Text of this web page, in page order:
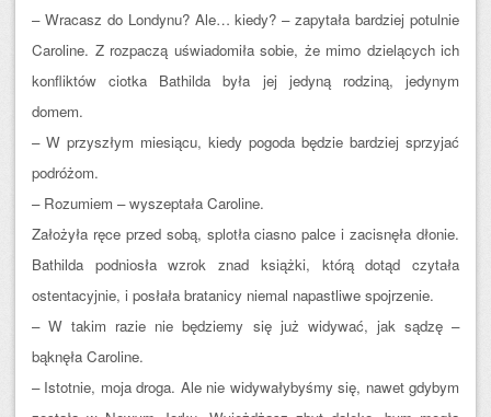
– Wracasz do Londynu? Ale… kiedy? – zapytała bardziej potulnie
Caroline. Z rozpaczą uświadomiła sobie, że mimo dzielących ich
konfliktów ciotka Bathilda była jej jedyną rodziną, jedynym
domem.
– W przyszłym miesiącu, kiedy pogoda będzie bardziej sprzyjać
podróżom.
– Rozumiem – wyszeptała Caroline.
Założyła ręce przed sobą, splotła ciasno palce i zacisnęła dłonie.
Bathilda podniosła wzrok znad książki, którą dotąd czytała
ostentacyjnie, i posłała bratanicy niemal napastliwe spojrzenie.
– W takim razie nie będziemy się już widywać, jak sądzę –
bąknęła Caroline.
– Istotnie, moja droga. Ale nie widywałybyśmy się, nawet gdybym